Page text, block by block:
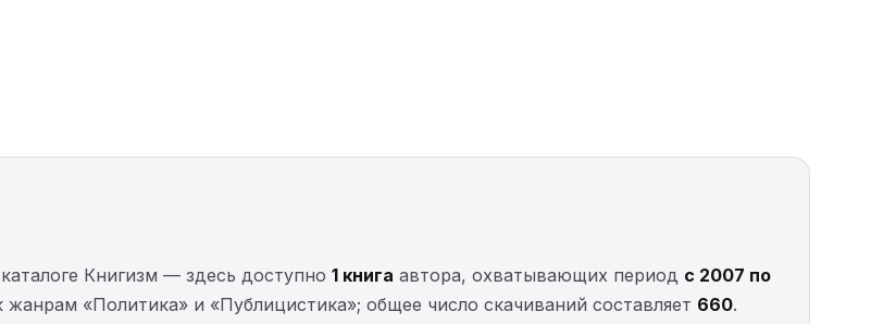
Книгизм — здесь доступно 1 книга автора, охватывающих период с 2007 по
«Политика» и «Публицистика»; общее число скачиваний составляет 660.